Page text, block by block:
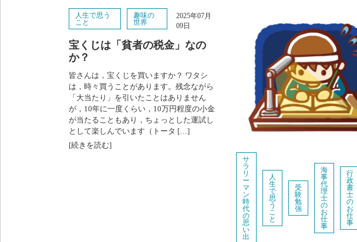
人生で思う
こと
趣味の
世界
2025年07月
09日
宝くじは「貧者の税金」なの
か？
皆さんは，宝くじを買いますか？ ワタシ
は，時々買うことがあります。残念ながら
「大当たり」を引いたことはありません
が，10年に一度くらい，10万円程度の小金
が当たることもあり，ちょっとした運試し
として楽しんでいます（トータ […]
[続きを読む]
サ
ラ
リ
ー
マ
ン
時
代
の
思
い
出
人
生
で
思
う
こ
と
受
験
勉
強
海
事
代
理
士
の
お
仕
事
行
政
書
士
の
お
仕
事